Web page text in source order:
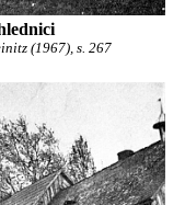
(1967), s. 267